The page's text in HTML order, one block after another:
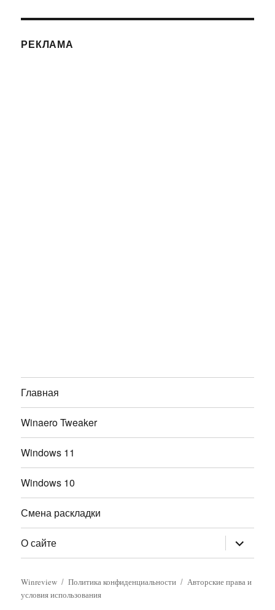
РЕКЛАМА
Главная
Winaero Tweaker
Windows 11
Windows 10
Смена раскладки
О сайте раскрыть
дочернее
меню
Winreview Политика конфиденциальности
Авторские права и
условия использования